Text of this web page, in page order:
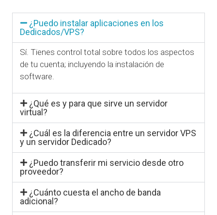
¿Puedo instalar aplicaciones en los
Dedicados/VPS?
Sí. Tienes control total sobre todos los aspectos
de tu cuenta; incluyendo la instalación de
software.
¿Qué es y para que sirve un servidor
virtual?
¿Cuál es la diferencia entre un servidor VPS
y un servidor Dedicado?
¿Puedo transferir mi servicio desde otro
proveedor?
¿Cuánto cuesta el ancho de banda
adicional?